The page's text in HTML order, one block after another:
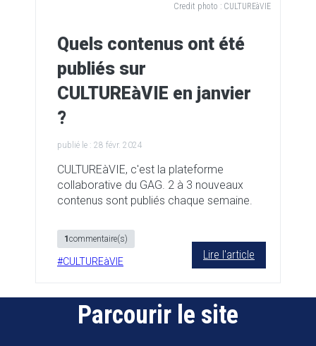
Credit photo : CULTUREàVIE
Quels contenus ont été
publiés sur
CULTUREàVIE en janvier
?
publié le : 28 févr. 2024
CULTUREàVIE, c'est la plateforme
collaborative du GAG. 2 à 3 nouveaux
contenus sont publiés chaque semaine.
1commentaire(s)
#CULTUREàVIE Lire l'article
Parcourir le site